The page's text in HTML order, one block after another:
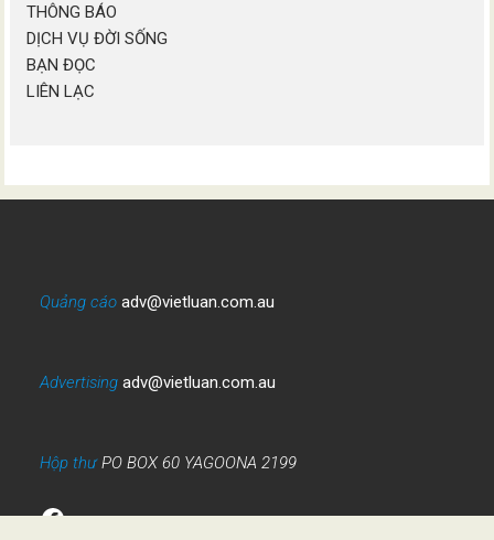
THÔNG BÁO
DỊCH VỤ ĐỜI SỐNG
BẠN ĐỌC
LIÊN LẠC
Quảng cáo adv@vietluan.com.au
Advertising adv@vietluan.com.au
Hộp thưPO BOX 60 YAGOONA 2199
Facebook